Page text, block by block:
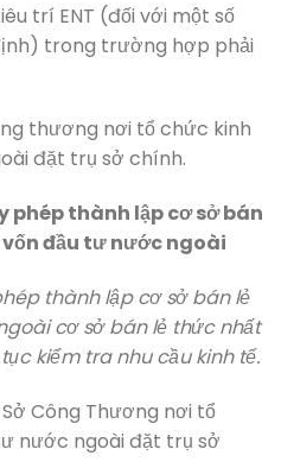
trí ENT (đối với một số
trong trường hợp phải
thương nơi tổ chức kinh
đặt trụ sở chính.
phép thành lập cơ sở bán
đầu tư nước ngoài
thành lập cơ sở bán lẻ
cơ sở bán lẻ thức nhất
kiểm tra nhu cầu kinh tế.
Công Thương nơi tổ
nước ngoài đặt trụ sở